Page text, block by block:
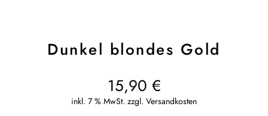
Dunkel blondes Gold
15,90 €
inkl. 7 % MwSt. zzgl. Versandkosten